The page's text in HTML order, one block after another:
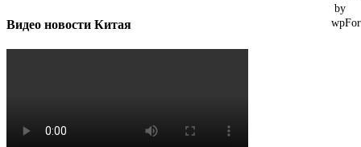
Видео новости Китая